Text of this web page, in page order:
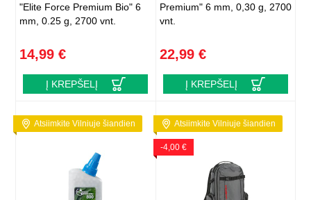
"Elite Force Premium Bio" 6
mm, 0.25 g, 2700 vnt.
14,99 €
Į KREPŠELĮ
Premium" 6 mm, 0,30 g, 2700
vnt.
22,99 €
Į KREPŠELĮ
Atsiimkite Vilniuje šiandien Atsiimkite Vilniuje šiandien
-4,00 €